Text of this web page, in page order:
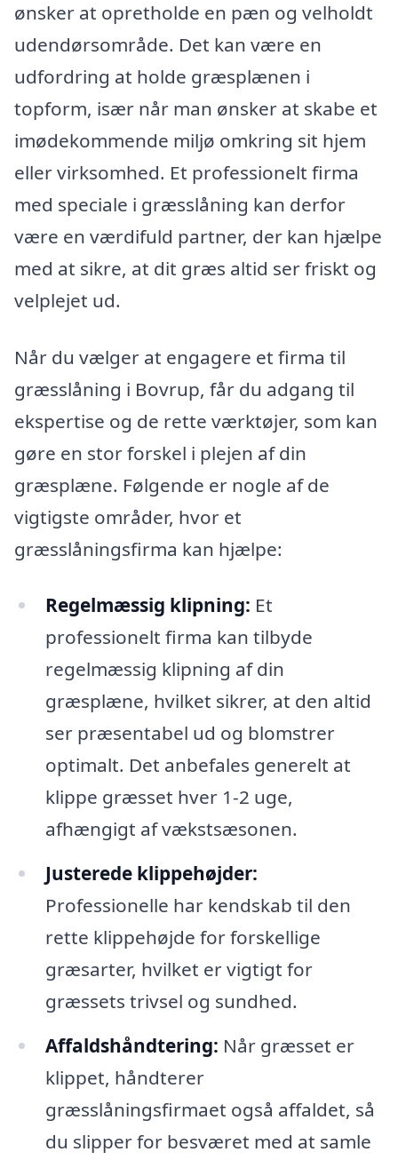
ønsker at opretholde en pæn og velholdt
udendørsområde. Det kan være en
udfordring at holde græsplænen i
topform, især når man ønsker at skabe et
imødekommende miljø omkring sit hjem
eller virksomhed. Et professionelt firma
med speciale i græsslåning kan derfor
være en værdifuld partner, der kan hjælpe
med at sikre, at dit græs altid ser friskt og
velplejet ud.
Når du vælger at engagere et firma til
græsslåning i Bovrup, får du adgang til
ekspertise og de rette værktøjer, som kan
gøre en stor forskel i plejen af din
græsplæne. Følgende er nogle af de
vigtigste områder, hvor et
græsslåningsfirma kan hjælpe:
Regelmæssig klipning: Et
professionelt firma kan tilbyde
regelmæssig klipning af din
græsplæne, hvilket sikrer, at den altid
ser præsentabel ud og blomstrer
optimalt. Det anbefales generelt at
klippe græsset hver 1-2 uge,
afhængigt af vækstsæsonen.
Justerede klippehøjder:
Professionelle har kendskab til den
rette klippehøjde for forskellige
græsarter, hvilket er vigtigt for
græssets trivsel og sundhed.
Affaldshåndtering: Når græsset er
klippet, håndterer
græsslåningsfirmaet også affaldet, så
du slipper for besværet med at samle